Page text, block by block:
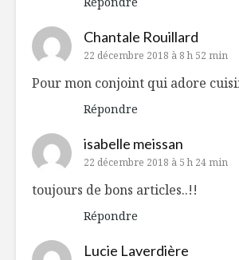
Chantale Rouillard
22 décembre 2018 à 8 h 52 min
Pour mon conjoint qui adore
Répondre
isabelle meissan
22 décembre 2018 à 5 h 24 min
toujours de bons articles..!!
Répondre
Lucie Laverdière